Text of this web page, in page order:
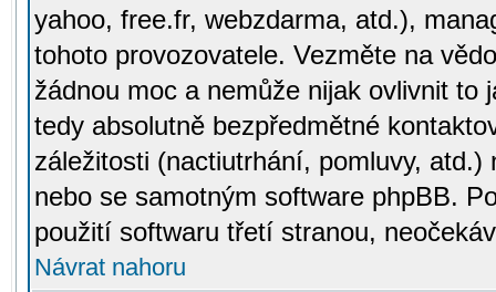
yahoo, free.fr, webzdarma, atd.),
tohoto provozovatele. Vezměte na
žádnou moc a nemůže nijak ovlivnit to
tedy absolutně bezpředmětné
záležitosti (nactiutrhání, pomluvy,
nebo se samotným software phpBB.
použití softwaru třetí stranou,
Návrat nahoru